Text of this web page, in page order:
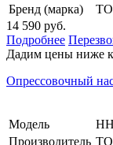
Бренд (марка)
14 590 руб.
Подробнее
Дадим цены ниже
Опрессовочный
Модель
Производитель